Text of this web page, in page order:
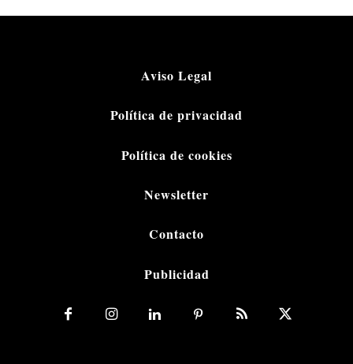
Aviso Legal
Política de privacidad
Política de cookies
Newsletter
Contacto
Publicidad